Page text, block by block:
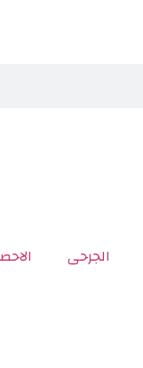
الجرحى